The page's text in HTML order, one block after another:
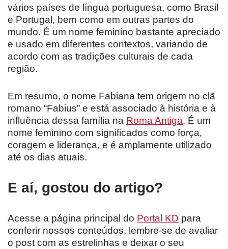
vários países de língua portuguesa, como Brasil
e Portugal, bem como em outras partes do
mundo. É um nome feminino bastante apreciado
e usado em diferentes contextos, variando de
acordo com as tradições culturais de cada
região.
Em resumo, o nome Fabiana tem origem no clã
romano “Fabius” e está associado à história e à
influência dessa família na Roma Antiga. É um
nome feminino com significados como força,
coragem e liderança, e é amplamente utilizado
até os dias atuais.
E aí, gostou do artigo?
Acesse a página principal do Portal KD para
conferir nossos conteúdos, lembre-se de avaliar
o post com as estrelinhas e deixar o seu